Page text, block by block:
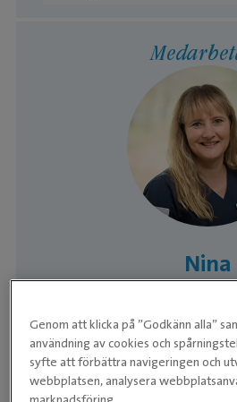
Nina
Genom att klicka på ”Godkänn alla”
användning av cookies och
syfte att förbättra navigeringen och
webbplatsen, analysera